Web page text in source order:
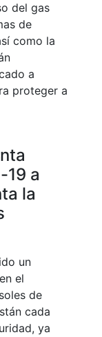
del gas
de
como la
a
proteger a
19 a
la
un
el
de
cada
ya